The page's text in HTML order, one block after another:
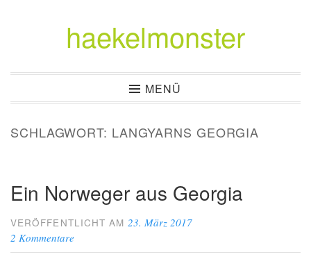
haekelmonster
MENÜ
SCHLAGWORT: LANGYARNS GEORGIA
Ein Norweger aus Georgia
VERÖFFENTLICHT AM23. März 2017
2 Kommentare